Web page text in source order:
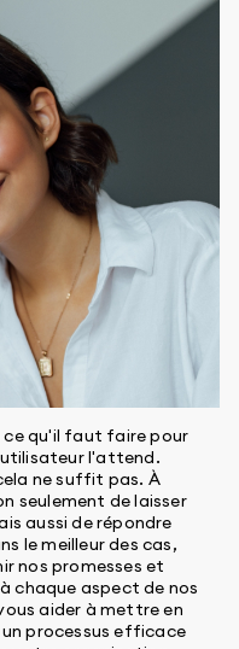
ce qu'il faut faire pour
l'attend.
ne suffit pas. À
seulement de laisser
aussi de répondre
le meilleur des cas,
nos promesses et
chaque aspect de nos
aider à mettre en
processus efficace